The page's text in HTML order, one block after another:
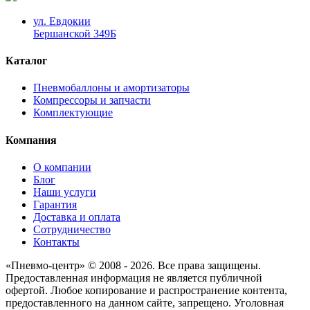
ул. Евдокии
Бершанской 349Б
Каталог
Пневмобаллоны и амортизаторы
Компрессоры и запчасти
Комплектующие
Компания
О компании
Блог
Наши услуги
Гарантия
Доставка и оплата
Сотрудничество
Контакты
«Пневмо-центр» © 2008 - 2026. Все права защищены.
Предоставленная информация не является публичной
офертой. Любое копирование и распространение контента,
предоставленного на данном сайте, запрещено. Уголовная